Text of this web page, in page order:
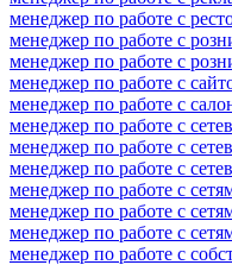
менеджер по работе с
менеджер по работе с
менеджер по работе с
менеджер по работе с
менеджер по работе с
менеджер по работе с
менеджер по работе с
менеджер по работе с
менеджер по работе с
менеджер по работе с
менеджер по работе с
менеджер по работе с